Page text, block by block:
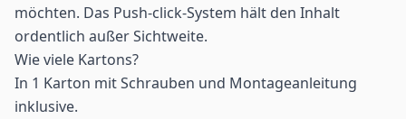
möchten. Das Push-click-System hält den Inhalt
ordentlich außer Sichtweite.
Wie viele Kartons?
In 1 Karton mit Schrauben und Montageanleitung
inklusive.